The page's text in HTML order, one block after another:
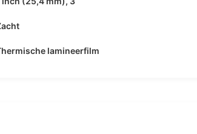
lamineerfilm